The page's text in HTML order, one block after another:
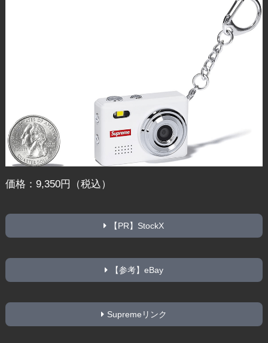
価格：9,350円（税込）
【PR】StockX
【参考】eBay
Supremeリンク